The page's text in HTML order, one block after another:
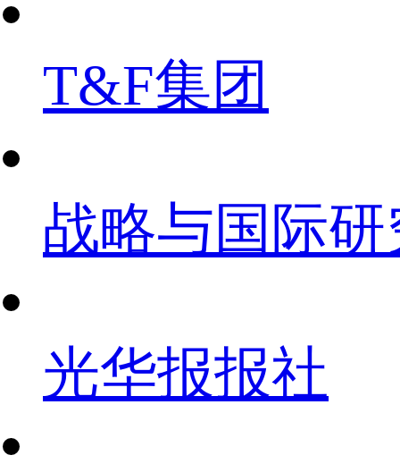
T&F集团
战略与国际
光华报报社